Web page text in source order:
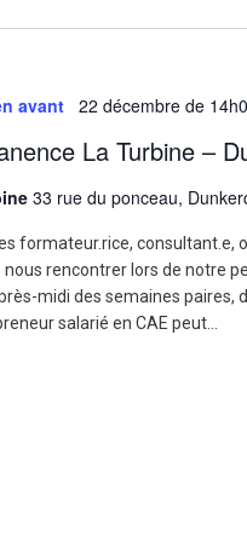
La Turbine –
avant 22 décembre de
33 rue du ponceau,
formateur.rice, consultant.e,
nous rencontrer lors de notre
midi des semaines paires,
salarié en CAE peut...